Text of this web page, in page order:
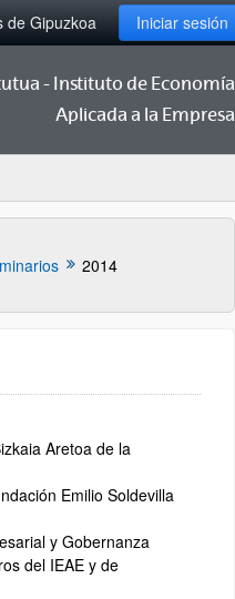
de Gipuzkoa Iniciar sesión
- Instituto de Economía
Aplicada a la Empresa
2014
Aretoa de la
Emilio Soldevilla
y Gobernanza
del IEAE y de